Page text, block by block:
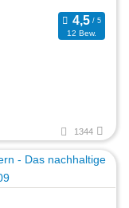
12 Bew.
1344